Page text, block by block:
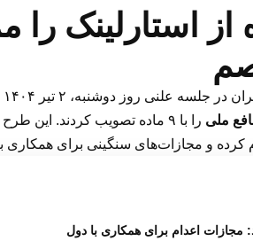
استارلینک
۲ تیر ۱۴۰۴ (۲۳ ژوئن ۲۰۲۵)، طرح دوفوریتی
ملی
کرده و مجازات‌های سنگینی برای همکاری
مجازات اعدام برای همکاری با دول